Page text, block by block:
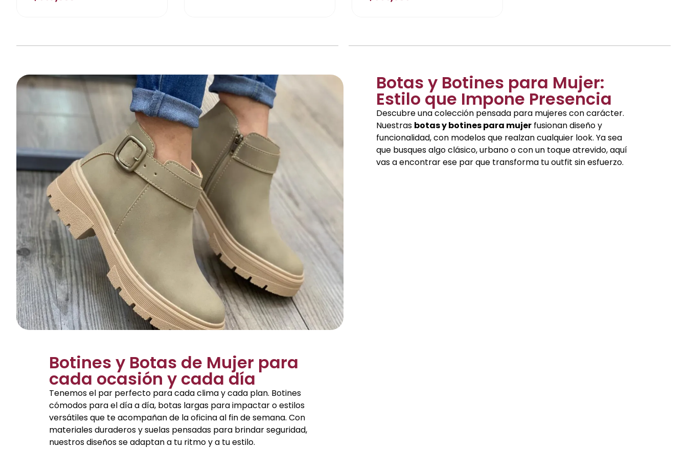
Botas y Botines para Mujer:
Estilo que Impone Presencia
Descubre una colección pensada para mujeres con carácter.
Nuestras botas y botines para mujer fusionan diseño y
funcionalidad, con modelos que realzan cualquier look. Ya sea
que busques algo clásico, urbano o con un toque atrevido, aquí
vas a encontrar ese par que transforma tu outfit sin esfuerzo.
Botines y Botas de Mujer para
cada ocasión y cada día
Tenemos el par perfecto para cada clima y cada plan. Botines
cómodos para el día a día, botas largas para impactar o estilos
versátiles que te acompañan de la oficina al fin de semana. Con
materiales duraderos y suelas pensadas para brindar seguridad,
nuestros diseños se adaptan a tu ritmo y a tu estilo.